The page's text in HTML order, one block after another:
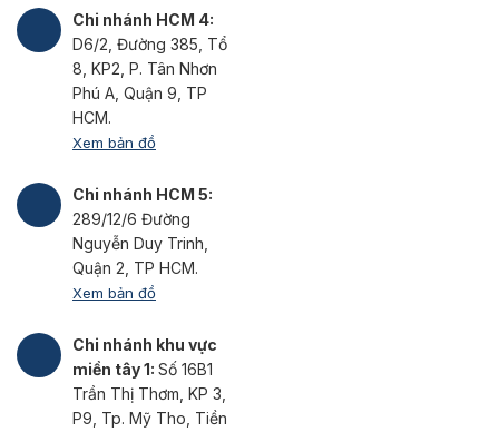
Chi nhánh HCM 4:
D6/2, Đường 385, Tổ
8, KP2, P. Tân Nhơn
Phú A, Quận 9, TP
HCM.
Xem bản đồ
Chi nhánh HCM 5:
289/12/6 Đường
Nguyễn Duy Trinh,
Quận 2, TP HCM.
Xem bản đồ
Chi nhánh khu vực
miền tây 1: Số 16B1
Trần Thị Thơm, KP 3,
P9, Tp. Mỹ Tho, Tiền